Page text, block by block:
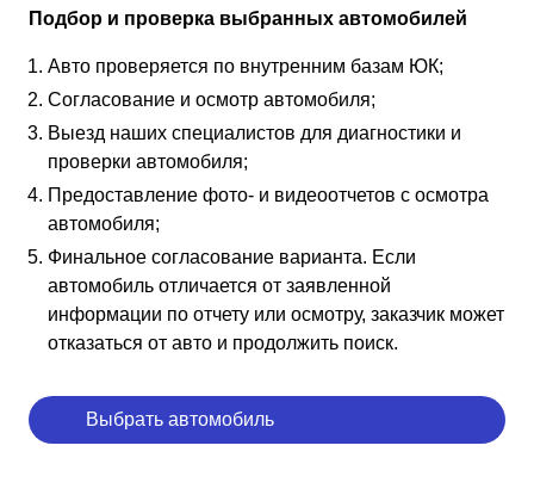
Подбор и проверка выбранных автомобилей
Авто проверяется по внутренним базам ЮК;
Согласование и осмотр автомобиля;
Выезд наших специалистов для диагностики и
проверки автомобиля;
Предоставление фото- и видеоотчетов с осмотра
автомобиля;
Финальное согласование варианта. Если
автомобиль отличается от заявленной
информации по отчету или осмотру, заказчик может
отказаться от авто и продолжить поиск.
Выбрать автомобиль